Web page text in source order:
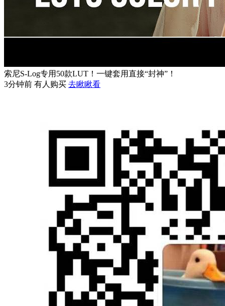
索尼S-Log专用50款LUT！一键套用直接“封神”！
3分钟前 有人购买 去瞅瞅看